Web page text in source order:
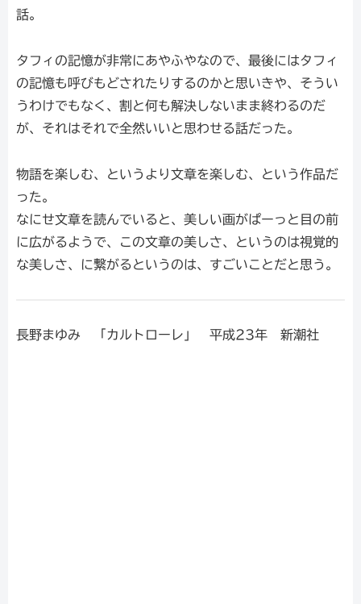
話。
タフィの記憶が非常にあやふやなので、最後にはタフィ
の記憶も呼びもどされたりするのかと思いきや、そうい
うわけでもなく、割と何も解決しないまま終わるのだ
が、それはそれで全然いいと思わせる話だった。
物語を楽しむ、というより文章を楽しむ、という作品だ
った。
なにせ文章を読んでいると、美しい画がぱーっと目の前
に広がるようで、この文章の美しさ、というのは視覚的
な美しさ、に繋がるというのは、すごいことだと思う。
長野まゆみ 「カルトローレ」 平成23年 新潮社